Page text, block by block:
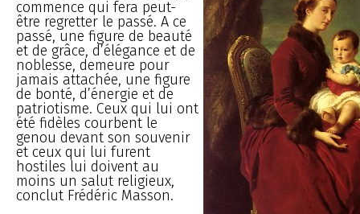
commence qui fera peut-
être regretter le passé. A ce
passé, une figure de beauté
et de grâce, d’élégance et de
noblesse, demeure pour
jamais attachée, une figure
de bonté, d’énergie et de
patriotisme. Ceux qui lui ont
été fidèles courbent le
genou devant son souvenir
et ceux qui lui furent
hostiles lui doivent au
moins un salut religieux,
conclut Frédéric Masson.